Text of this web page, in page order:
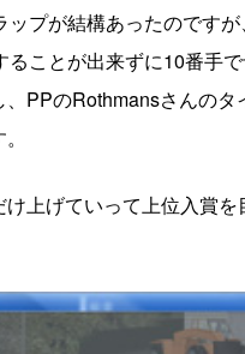
プが結構あったのです
ことが出来ずに10番手
PPのRothmansさんの
上げていって上位入賞